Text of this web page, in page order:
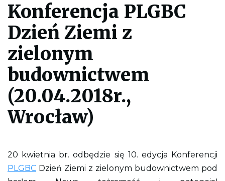
r
u
j
e
p
l
i
p
d
f
d
o
w
y
k
o
w
Konferencja PLGBC
Dzień Ziemi z
zielonym
budownictwem
(20.04.2018r.,
Wrocław)
20 kwietnia br. odbędzie się 10. edycja Konferencji
PLGBC Dzień Ziemi z zielonym budownictwem pod